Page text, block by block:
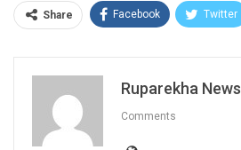
Share Facebook Twitter
Ruparekha News
Comments